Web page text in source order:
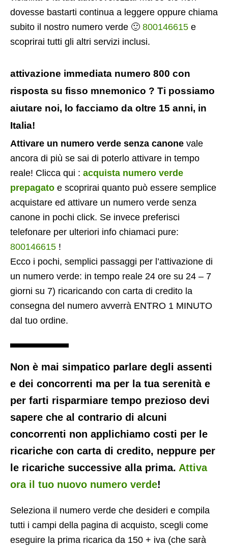
dovesse bastarti continua a leggere oppure chiama
subito il nostro numero verde 🙂 800146615 e
scoprirai tutti gli altri servizi inclusi.
attivazione immediata numero 800 con
risposta su fisso mnemonico ? Ti possiamo
aiutare noi, lo facciamo da oltre 15 anni, in
Italia!
Attivare un numero verde senza canone vale
ancora di più se sai di poterlo attivare in tempo
reale! Clicca qui : acquista numero verde
prepagato e scoprirai quanto può essere semplice
acquistare ed attivare un numero verde senza
canone in pochi click. Se invece preferisci
telefonare per ulteriori info chiamaci pure:
800146615 !
Ecco i pochi, semplici passaggi per l’attivazione di
un numero verde: in tempo reale 24 ore su 24 – 7
giorni su 7) ricaricando con carta di credito la
consegna del numero avverrà ENTRO 1 MINUTO
dal tuo ordine.
Non è mai simpatico parlare degli assenti
e dei concorrenti ma per la tua serenità e
per farti risparmiare tempo prezioso devi
sapere che al contrario di alcuni
concorrenti non applichiamo costi per le
ricariche con carta di credito, neppure per
le ricariche successive alla prima. Attiva
ora il tuo nuovo numero verde!
Seleziona il numero verde che desideri e compila
tutti i campi della pagina di acquisto, scegli come
eseguire la prima ricarica da 150 + iva (che sarà